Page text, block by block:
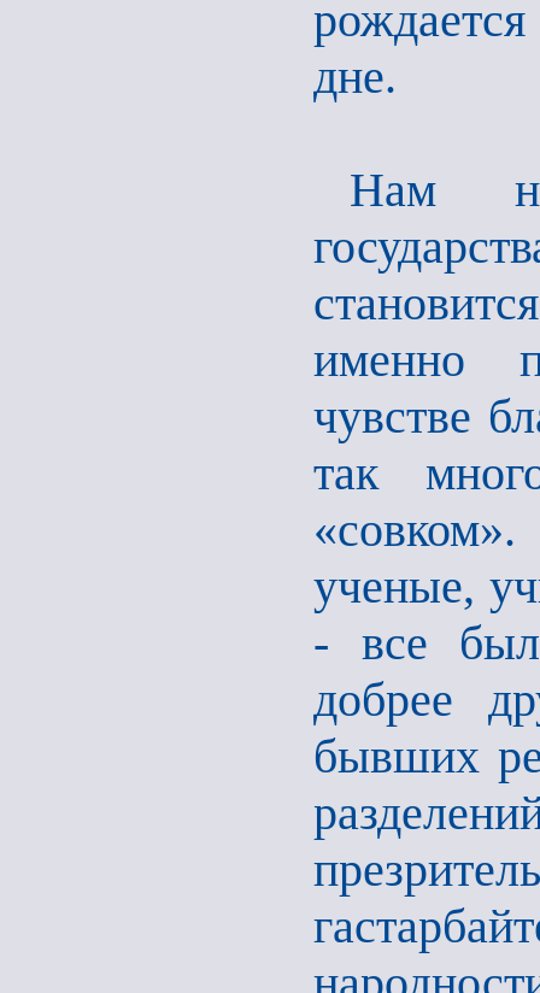
дне.
Нам
именно
чувстве
так
ученые,
- все
добрее
бывших